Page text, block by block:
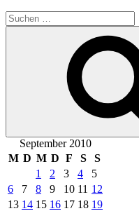
Suche
nach:
September 2010
M D M D F S
S
1
2 3 4
5
6
7 8 9 10 11 12
13 14 15 16 17 18 19